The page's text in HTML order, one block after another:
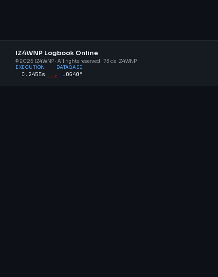
IZ4WNP Logbook Online
© 2026 IZ4WNP · All rights reserved · 73 de IZ4WNP
EXECUTION
0.2455s
DATABASE
LOG4OM